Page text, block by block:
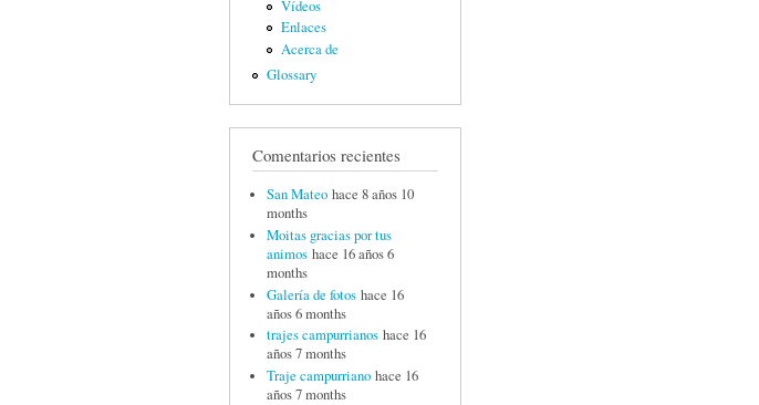
Vídeos
Enlaces
Acerca de
Glossary
Comentarios recientes
San Mateo hace 8 años 10
months
Moitas gracias por tus
animos hace 16 años 6
months
Galería de fotos hace 16
años 6 months
trajes campurrianos hace 16
años 7 months
Traje campurriano hace 16
años 7 months